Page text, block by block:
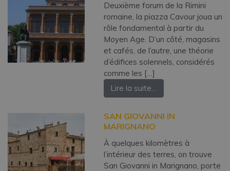
Deuxième forum de la Rimini
romaine, la piazza Cavour joua un
rôle fondamental à partir du
Moyen Age. D’un côté, magasins
et cafés, de l’autre, une théorie
d’édifices solennels, considérés
comme les […]
Lire la suite…
SAN GIOVANNI IN
MARIGNANO
À quelques kilomètres à
l’intérieur des terres, on trouve
San Giovanni in Marignano, porte